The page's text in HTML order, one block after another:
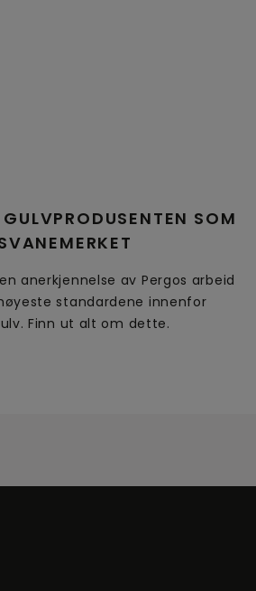
SOM
anerkjennelse av Pergos arbeid
standardene innenfor
Finn ut alt om dette.